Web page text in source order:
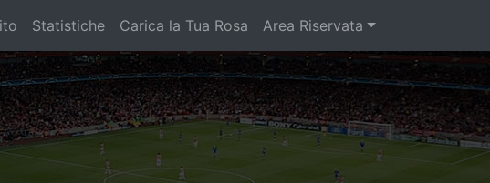
Statistiche Carica la Tua Rosa Area Riservata